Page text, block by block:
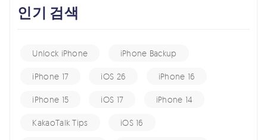
인기 검색
Unlock iPhone iPhone Backup
iPhone 17 iOS 26 iPhone 16
iPhone 15 iOS 17 iPhone 14
KakaoTalk Tips iOS 16